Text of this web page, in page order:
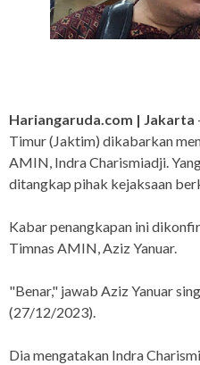
Hariangaruda.com | Jakarta
Timur (Jaktim) dikabarkan
AMIN, Indra Charismiadji.
ditangkap pihak kejaksaan
Kabar penangkapan ini
Timnas AMIN, Aziz Yanuar.
"Benar," jawab Aziz Yanuar
(27/12/2023).
Dia mengatakan Indra